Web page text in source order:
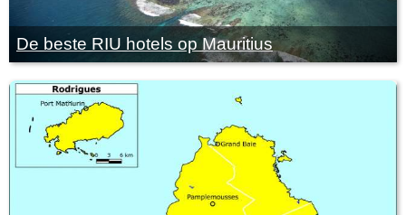
De beste RIU hotels op Mauritius